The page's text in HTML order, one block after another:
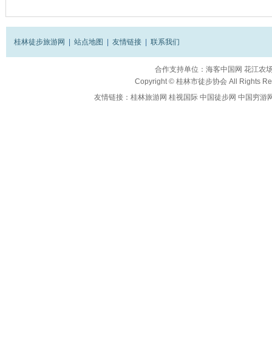
桂林徒步旅游网 站点地图 友情链接 联系我们
合作支持单位： 海客中国网 花江农
Copyright © 桂林市徒步协会All Rights
友情链接： 桂林旅游网 桂视国际 中国徒步网 中国穷游